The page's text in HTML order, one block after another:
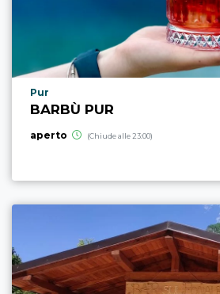
Località punto di interesse
Pur
BARBÙ PUR
aperto (Chiude alle 23:00)